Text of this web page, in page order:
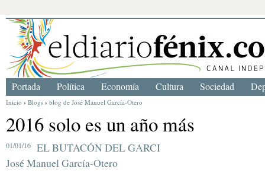
Inicio › Blogs › blog de José Manuel García-Otero
2016 solo es un año más
01/01/16
EL BUTACÓN DEL GARCI
José Manuel García-Otero
Portada Política Economía Cultura Sociedad